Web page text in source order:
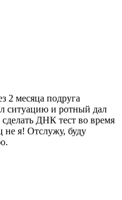
2 месяца подруга
ситуацию и ротный дал
ДНК тест во время
не я! Отслужу, буду